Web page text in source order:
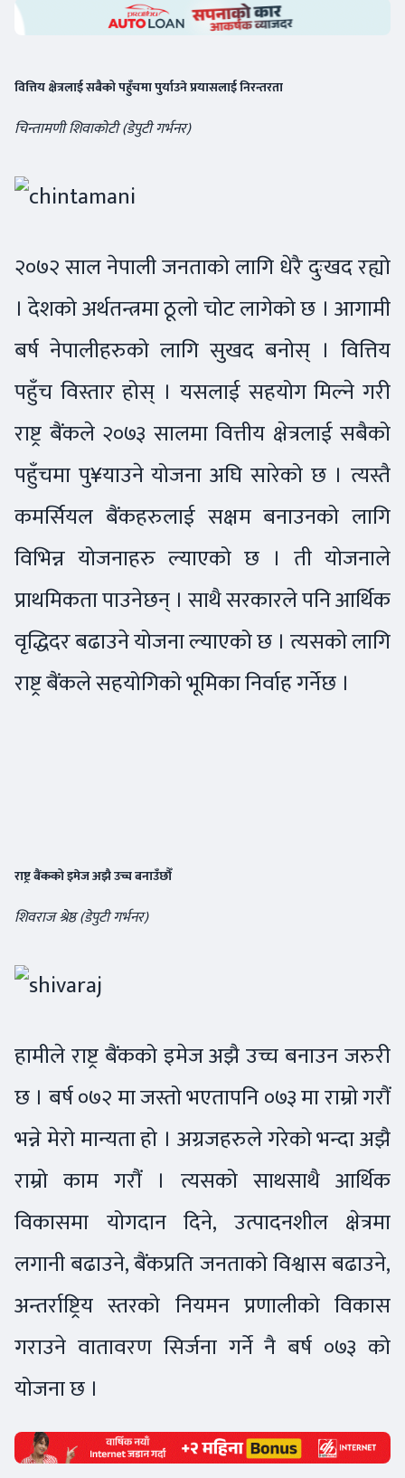
वित्तिय क्षेत्रलाई सबैको पहुँचमा पुर्याउने प्रयासलाई निरन्तरता
चिन्तामणी शिवाकोटी (डेपुटी गर्भनर)
२०७२ साल नेपाली जनताको लागि धेरै दुःखद रह्यो
। देशको अर्थतन्त्रमा ठूलो चोट लागेको छ । आगामी
बर्ष नेपालीहरुको लागि सुखद बनोस् । वित्तिय
पहुँच विस्तार होस् । यसलाई सहयोग मिल्ने गरी
राष्ट्र बैंकले २०७३ सालमा वित्तीय क्षेत्रलाई सबैको
पहुँचमा पु¥याउने योजना अघि सारेको छ । त्यस्तै
कमर्सियल बैंकहरुलाई सक्षम बनाउनको लागि
विभिन्न योजनाहरु ल्याएको छ । ती योजनाले
प्राथमिकता पाउनेछन् । साथै सरकारले पनि आर्थिक
वृद्धिदर बढाउने योजना ल्याएको छ । त्यसको लागि
राष्ट्र बैंकले सहयोगिको भूमिका निर्वाह गर्नेछ ।
राष्ट्र बैंकको इमेज अझै उच्च बनाउँछौँ
शिवराज श्रेष्ठ (डेपुटी गर्भनर)
हामीले राष्ट्र बैंकको इमेज अझै उच्च बनाउन जरुरी
छ । बर्ष ०७२ मा जस्तो भएतापनि ०७३ मा राम्रो गरौं
भन्ने मेरो मान्यता हो । अग्रजहरुले गरेको भन्दा अझै
राम्रो काम गरौं । त्यसको साथसाथै आर्थिक
विकासमा योगदान दिने, उत्पादनशील क्षेत्रमा
लगानी बढाउने, बैंकप्रति जनताको विश्वास बढाउने,
अन्तर्राष्ट्रिय स्तरको नियमन प्रणालीको विकास
गराउने वातावरण सिर्जना गर्ने नै बर्ष ०७३ को
योजना छ ।